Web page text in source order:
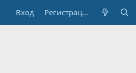
Вход Регистрация